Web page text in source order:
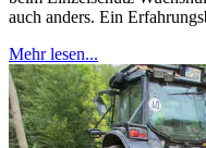
auch anders. Ein
Mehr lesen...